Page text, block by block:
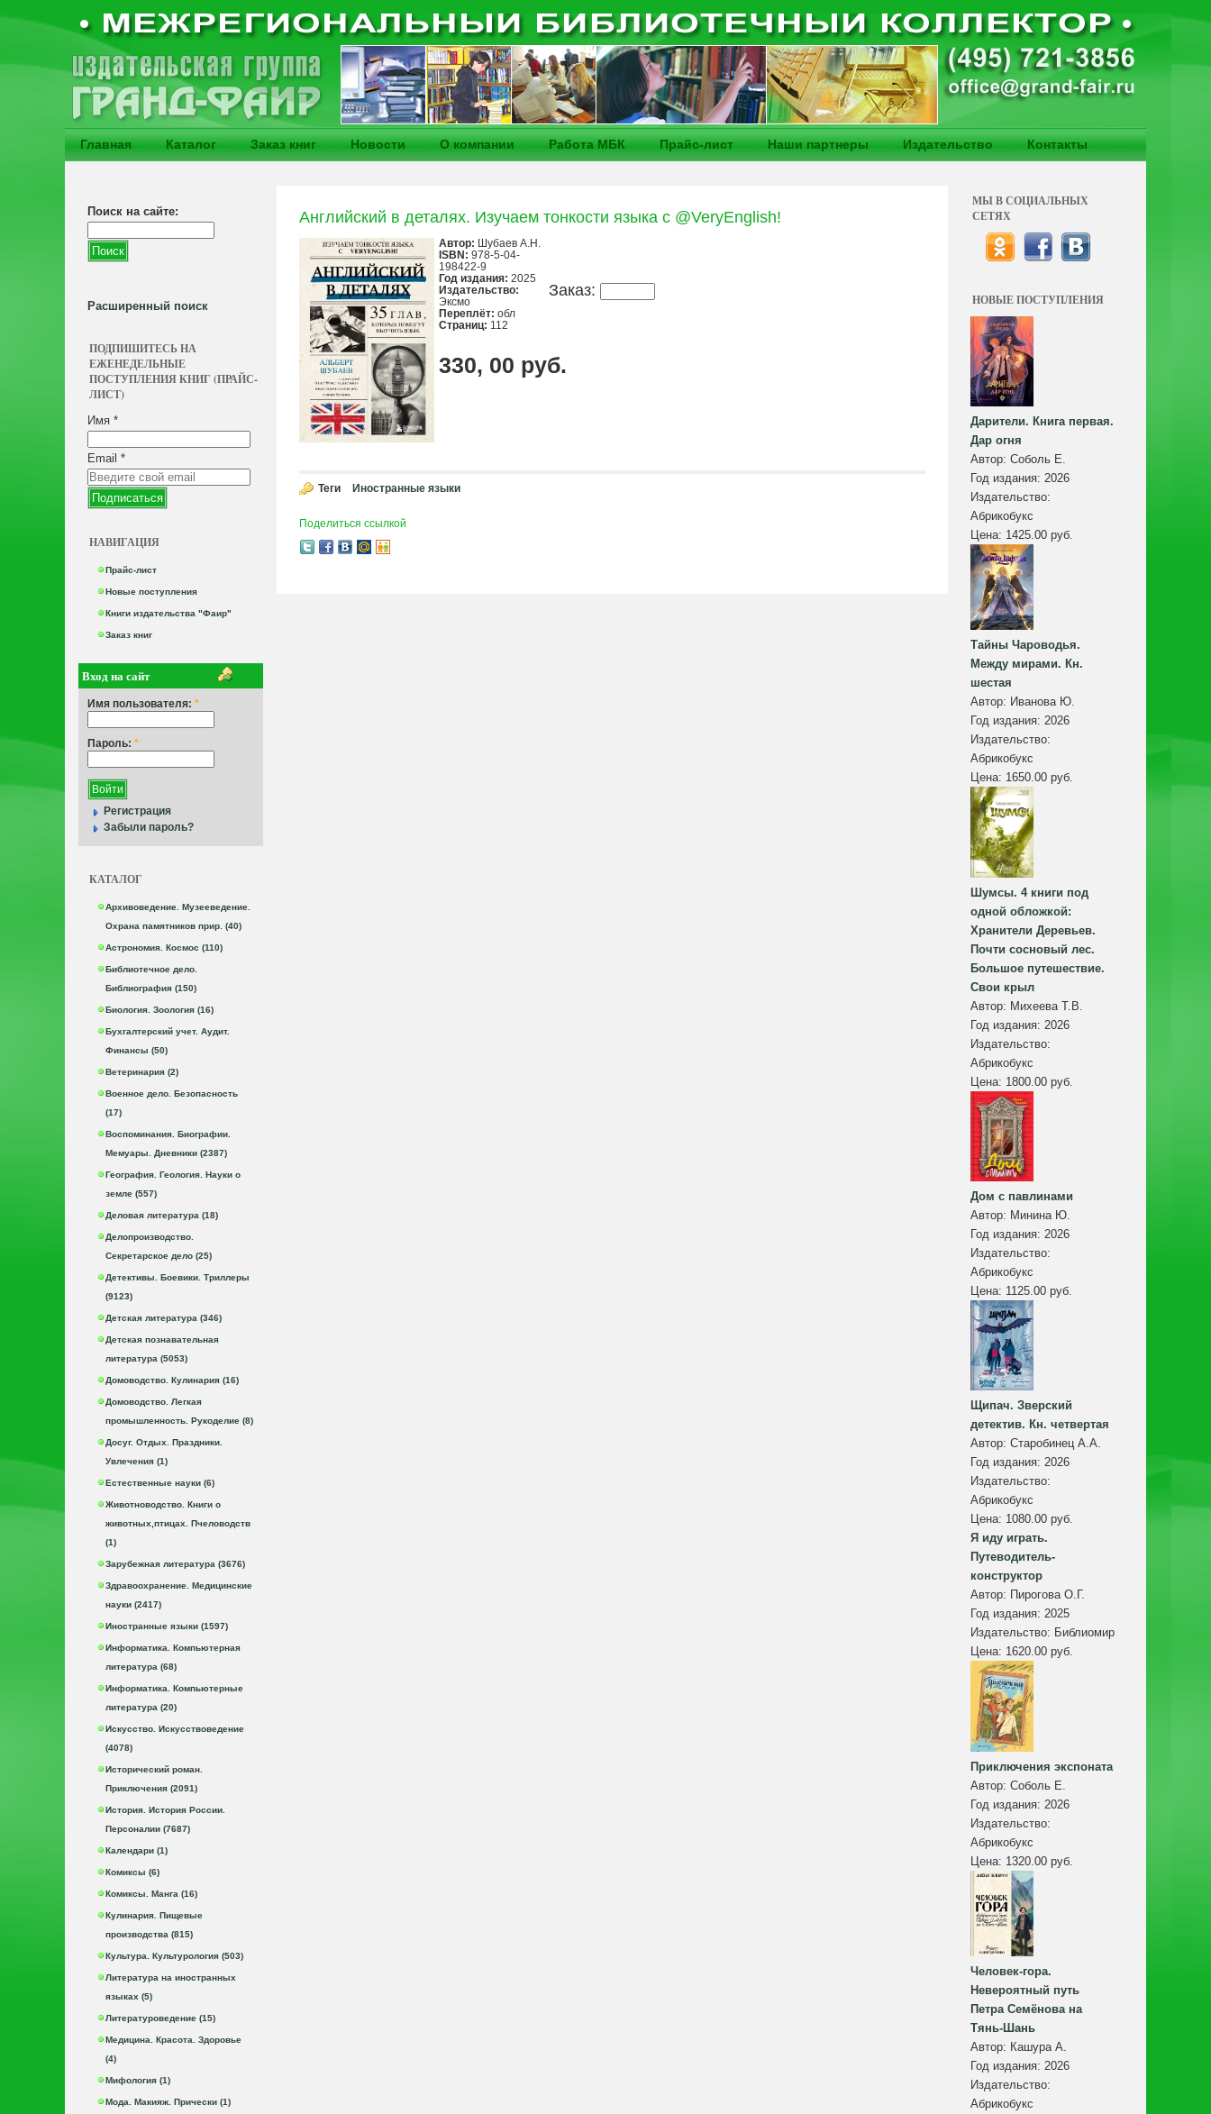
Главная Каталог Заказ книг Новости О компании Работа МБК Прайс-лист Наши партнеры Издательство Контакты
Поиск на сайте:
Расширенный поиск
ПОДПИШИТЕСЬ НА
ЕЖЕНЕДЕЛЬНЫЕ
ПОСТУПЛЕНИЯ КНИГ (ПРАЙС-
ЛИСТ)
Имя *
Email *
НАВИГАЦИЯ
Прайс-лист
Новые поступления
Книги издательства "Фаир"
Заказ книг
Вход на сайт
Имя пользователя: *
Пароль: *
Регистрация
Забыли пароль?
КАТАЛОГ
Архивоведение. Музееведение.
Охрана памятников прир. (40)
Астрономия. Космос (110)
Библиотечное дело.
Библиография (150)
Биология. Зоология (16)
Бухгалтерский учет. Аудит.
Финансы (50)
Ветеринария (2)
Военное дело. Безопасность
(17)
Воспоминания. Биографии.
Мемуары. Дневники (2387)
География. Геология. Науки о
земле (557)
Деловая литература (18)
Делопроизводство.
Секретарское дело (25)
Детективы. Боевики. Триллеры
(9123)
Детская литература (346)
Детская познавательная
литература (5053)
Домоводство. Кулинария (16)
Домоводство. Легкая
промышленность. Рукоделие (8)
Досуг. Отдых. Праздники.
Увлечения (1)
Естественные науки (6)
Животноводство. Книги о
животных,птицах. Пчеловодств
(1)
Зарубежная литература (3676)
Здравоохранение. Медицинские
науки (2417)
Иностранные языки (1597)
Информатика. Компьютерная
литература (68)
Информатика. Компьютерные
литература (20)
Искусство. Искусствоведение
(4078)
Исторический роман.
Приключения (2091)
История. История России.
Персоналии (7687)
Календари (1)
Комиксы (6)
Комиксы. Манга (16)
Кулинария. Пищевые
производства (815)
Культура. Культурология (503)
Литература на иностранных
языках (5)
Литературоведение (15)
Медицина. Красота. Здоровье
(4)
Мифология (1)
Мода. Макияж. Прически (1)
Английский в деталях. Изучаем тонкости языка с @VeryEnglish!
Заказ:
Автор: Шубаев А.Н.
ISBN: 978-5-04-
198422-9
Год издания: 2025
Издательство:
Эксмо
Переплёт: обл
Страниц: 112
330, 00 руб.
Теги Иностранные языки
Поделиться ссылкой
МЫ В СОЦИАЛЬНЫХ
СЕТЯХ
НОВЫЕ ПОСТУПЛЕНИЯ
Дарители. Книга первая.
Дар огня
Автор: Соболь Е.
Год издания: 2026
Издательство:
Абрикобукс
Цена: 1425.00 руб.
Тайны Чароводья.
Между мирами. Кн.
шестая
Автор: Иванова Ю.
Год издания: 2026
Издательство:
Абрикобукс
Цена: 1650.00 руб.
Шумсы. 4 книги под
одной обложкой:
Хранители Деревьев.
Почти сосновый лес.
Большое путешествие.
Свои крыл
Автор: Михеева Т.В.
Год издания: 2026
Издательство:
Абрикобукс
Цена: 1800.00 руб.
Дом с павлинами
Автор: Минина Ю.
Год издания: 2026
Издательство:
Абрикобукс
Цена: 1125.00 руб.
Щипач. Зверский
детектив. Кн. четвертая
Автор: Старобинец А.А.
Год издания: 2026
Издательство:
Абрикобукс
Цена: 1080.00 руб.
Я иду играть.
Путеводитель-
конструктор
Автор: Пирогова О.Г.
Год издания: 2025
Издательство: Библиомир
Цена: 1620.00 руб.
Приключения экспоната
Автор: Соболь Е.
Год издания: 2026
Издательство:
Абрикобукс
Цена: 1320.00 руб.
Человек-гора.
Невероятный путь
Петра Семёнова на
Тянь-Шань
Автор: Кашура А.
Год издания: 2026
Издательство:
Абрикобукс